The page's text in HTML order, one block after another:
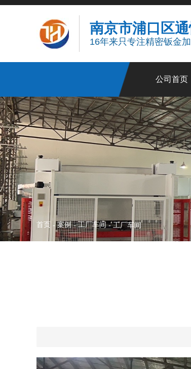
南京市浦口区
16年来只专注精密钣金
公司首页
首页 -案例 -工厂车间 -工厂车间